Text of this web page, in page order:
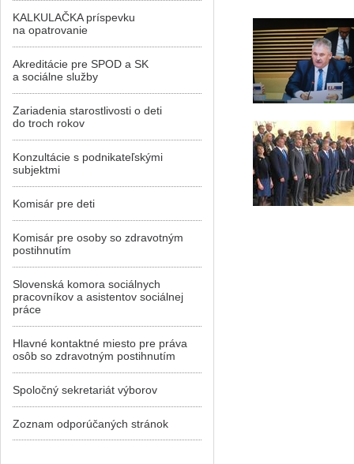
KALKULAČKA príspevku
na opatrovanie
Akreditácie pre SPOD a SK
a sociálne služby
Zariadenia starostlivosti o deti
do troch rokov
Konzultácie s podnikateľskými
subjektmi
Komisár pre deti
Komisár pre osoby so zdravotným
postihnutím
Slovenská komora sociálnych
pracovníkov a asistentov sociálnej
práce
Hlavné kontaktné miesto pre práva
osôb so zdravotným postihnutím
Spoločný sekretariát výborov
Zoznam odporúčaných stránok